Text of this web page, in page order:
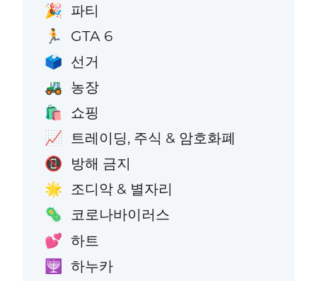
🎉 파티
🏃 GTA 6
🗳️ 선거
🚜 농장
🛍️ 쇼핑
📈 트레이딩, 주식 & 암호화폐
📵 방해 금지
🌟 조디악 & 별자리
🦠 코로나바이러스
💕 하트
🕎 하누카